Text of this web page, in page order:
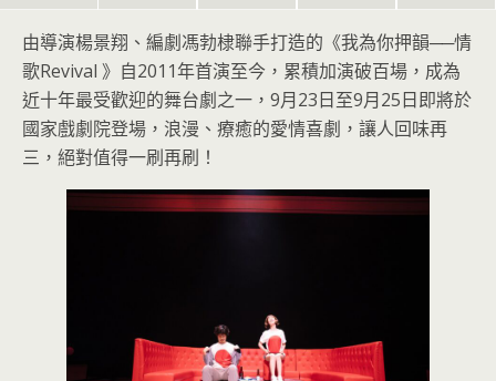
由導演楊景翔、編劇馮勃棣聯手打造的《我為你押韻──情
歌Revival 》自2011年首演至今，累積加演破百場，成為
近十年最受歡迎的舞台劇之一，9月23日至9月25日即將於
國家戲劇院登場，浪漫、療癒的愛情喜劇，讓人回味再
三，絕對值得一刷再刷！